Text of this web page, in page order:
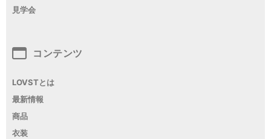
見学会
コンテンツ
LOVSTとは
最新情報
商品
衣装